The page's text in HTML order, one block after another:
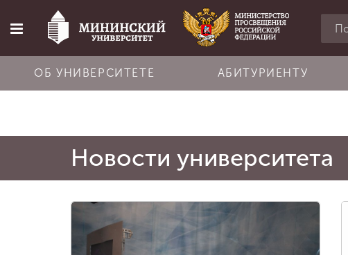
Об университете
Абитуриенту
Обучение
ОБ УНИВЕРСИТЕТЕ АБИТУРИЕНТУ
Новости университета